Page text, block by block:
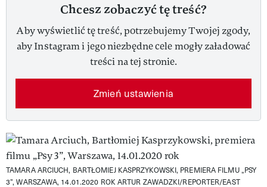
Chcesz zobaczyć tę treść?
Aby wyświetlić tę treść, potrzebujemy Twojej zgody,
aby Instagram i jego niezbędne cele mogły załadować
treści na tej stronie.
Zmień ustawienia
TAMARA ARCIUCH, BARTŁOMIEJ KASPRZYKOWSKI, PREMIERA FILMU „PSY
3”, WARSZAWA, 14.01.2020 ROK ARTUR ZAWADZKI/REPORTER/EAST